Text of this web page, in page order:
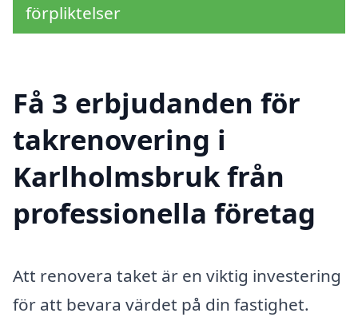
förpliktelser
Få 3 erbjudanden för
takrenovering i
Karlholmsbruk från
professionella företag
Att renovera taket är en viktig investering
för att bevara värdet på din fastighet.